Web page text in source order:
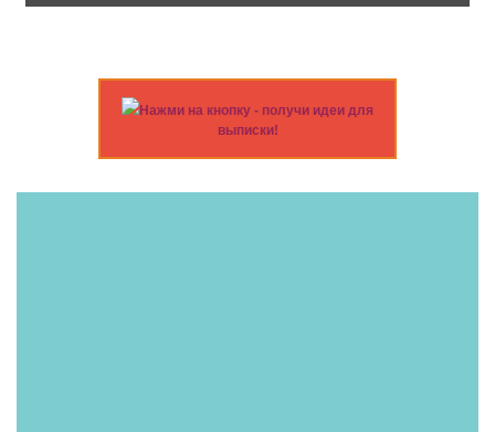
Нажми на кнопку - получи идеи для
выписки!